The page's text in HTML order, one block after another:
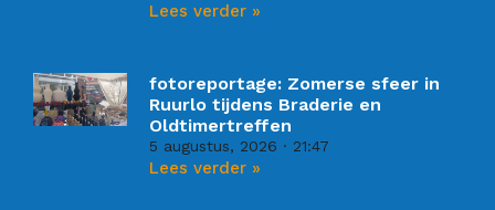
Lees verder »
fotoreportage: Zomerse sfeer in
Ruurlo tijdens Braderie en
Oldtimertreffen
5 augustus, 2026 21:47
Lees verder »